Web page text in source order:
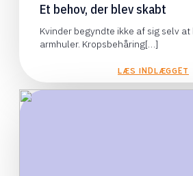
Et behov, der blev skabt
Kvinder begyndte ikke af sig selv
armhuler. Kropsbehåring[…]
LÆS INDLÆGGET